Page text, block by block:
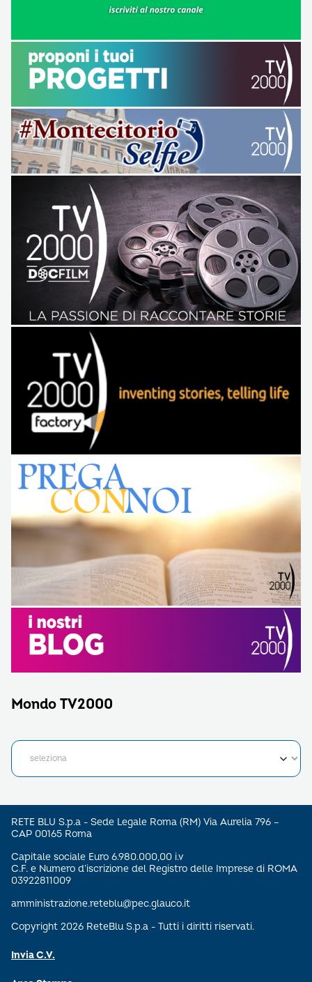
Mondo TV2000
RETE BLU S.p.a - Sede Legale Roma (RM) Via Aurelia 796 –
CAP 00165 Roma
Capitale sociale Euro 6.980.000,00 i.v
C.F. e Numero d’iscrizione del Registro delle Imprese di ROMA
03922811009
amministrazione.reteblu@pec.glauco.it
Copyright 2026 ReteBlu S.p.a - Tutti i diritti riservati.
Invia C.V.